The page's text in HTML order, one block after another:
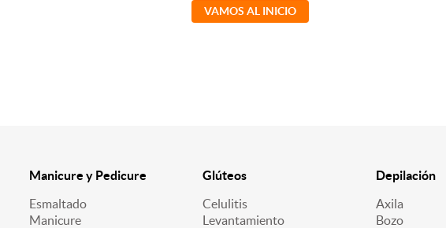
VAMOS AL INICIO
Manicure y Pedicure
Esmaltado
Manicure
Glúteos
Celulitis
Levantamiento
Depilación
Axila
Bozo